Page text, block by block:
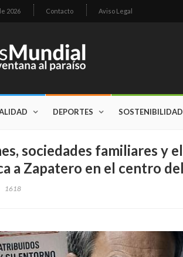
2026 Contacto Aviso Legal
DEPORTES SOSTENIBILIDAD
sociedades familiares y
a Zapatero en el centro
1618